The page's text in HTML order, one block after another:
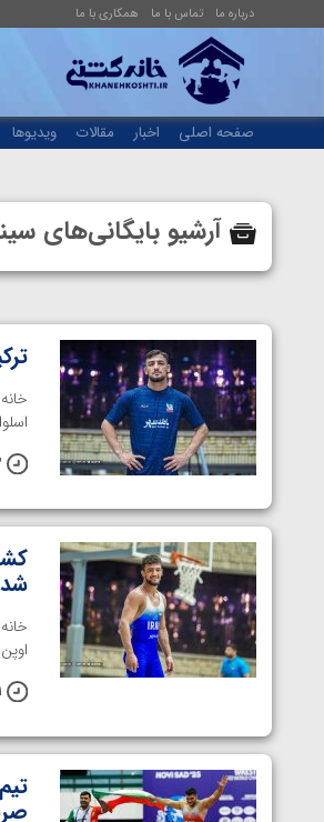
درباره ما تماس با ما همکاری با ما
صفحه اصلی اخبار مقالات ویدیوها
آرشیو بایگانی‌های
شد
اوپن